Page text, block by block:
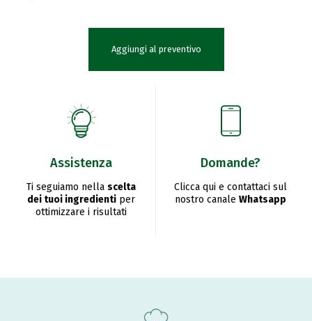
Aggiungi al preventivo
Assistenza
Ti seguiamo nella scelta
dei tuoi ingredienti per
ottimizzare i risultati
Domande?
Clicca qui e contattaci sul
nostro canale Whatsapp